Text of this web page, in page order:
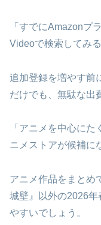
「すでにAmazonプ
Videoで検索してみ
追加登録を増やす前
だけでも、無駄な出
「アニメを中心に
ニメストアが候補に
アニメ作品をまとめ
城壁』以外の2026
やすいでしょう。